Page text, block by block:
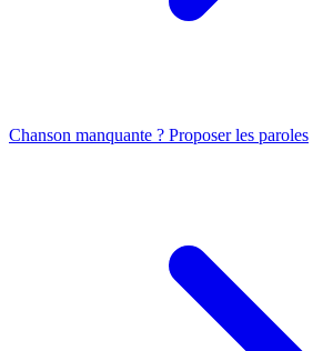
Chanson manquante ? Proposer les paroles